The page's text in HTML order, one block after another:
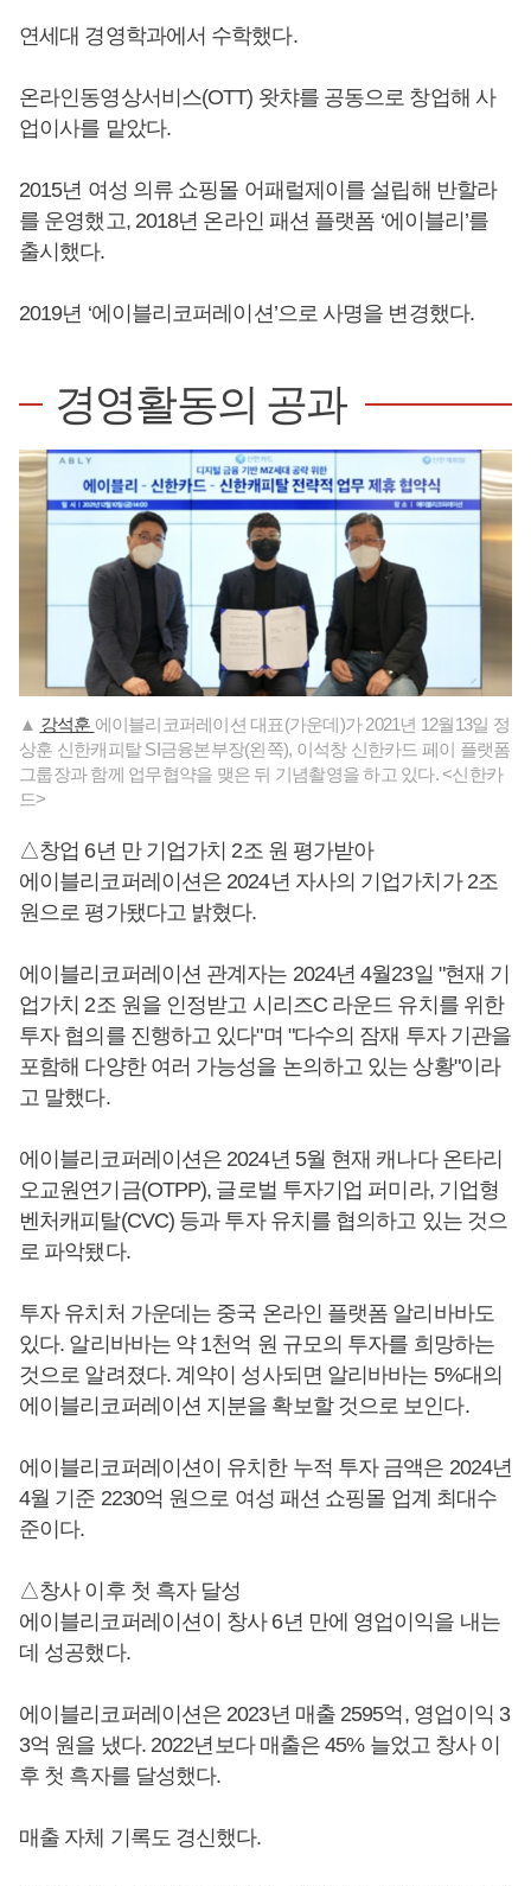
연세대 경영학과에서 수학했다.
온라인동영상서비스(OTT) 왓챠를 공동으로 창업해 사
업이사를 맡았다.
2015년 여성 의류 쇼핑몰 어패럴제이를 설립해 반할라
를 운영했고, 2018년 온라인 패션 플랫폼 ‘에이블리’를
출시했다.
2019년 ‘에이블리코퍼레이션’으로 사명을 변경했다.
경영활동의 공과
▲ 강석훈 에이블리코퍼레이션 대표(가운데)가 2021년 12월13일 정
상훈 신한캐피탈 SI금융본부장(왼쪽), 이석창 신한카드 페이 플랫폼
그룹장과 함께 업무협약을 맺은 뒤 기념촬영을 하고 있다. <신한카
드>
△창업 6년 만 기업가치 2조 원 평가받아
에이블리코퍼레이션은 2024년 자사의 기업가치가 2조
원으로 평가됐다고 밝혔다.
에이블리코퍼레이션 관계자는 2024년 4월23일 "현재 기
업가치 2조 원을 인정받고 시리즈C 라운드 유치를 위한
투자 협의를 진행하고 있다"며 "다수의 잠재 투자 기관을
포함해 다양한 여러 가능성을 논의하고 있는 상황"이라
고 말했다.
에이블리코퍼레이션은 2024년 5월 현재 캐나다 온타리
오교원연기금(OTPP), 글로벌 투자기업 퍼미라, 기업형
벤처캐피탈(CVC) 등과 투자 유치를 협의하고 있는 것으
로 파악됐다.
투자 유치처 가운데는 중국 온라인 플랫폼 알리바바도
있다. 알리바바는 약 1천억 원 규모의 투자를 희망하는
것으로 알려졌다. 계약이 성사되면 알리바바는 5%대의
에이블리코퍼레이션 지분을 확보할 것으로 보인다.
에이블리코퍼레이션이 유치한 누적 투자 금액은 2024년
4월 기준 2230억 원으로 여성 패션 쇼핑몰 업계 최대수
준이다.
△창사 이후 첫 흑자 달성
에이블리코퍼레이션이 창사 6년 만에 영업이익을 내는
데 성공했다.
에이블리코퍼레이션은 2023년 매출 2595억, 영업이익 3
3억 원을 냈다. 2022년보다 매출은 45% 늘었고 창사 이
후 첫 흑자를 달성했다.
매출 자체 기록도 경신했다.